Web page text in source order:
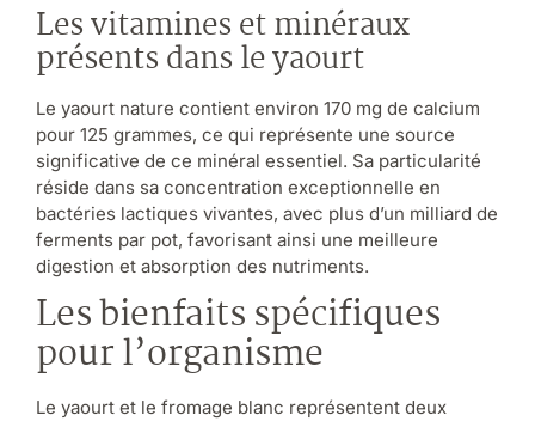
Les vitamines et minéraux
présents dans le yaourt
Le yaourt nature contient environ 170 mg de calcium
pour 125 grammes, ce qui représente une source
significative de ce minéral essentiel. Sa particularité
réside dans sa concentration exceptionnelle en
bactéries lactiques vivantes, avec plus d’un milliard de
ferments par pot, favorisant ainsi une meilleure
digestion et absorption des nutriments.
Les bienfaits spécifiques
pour l’organisme
Le yaourt et le fromage blanc représentent deux